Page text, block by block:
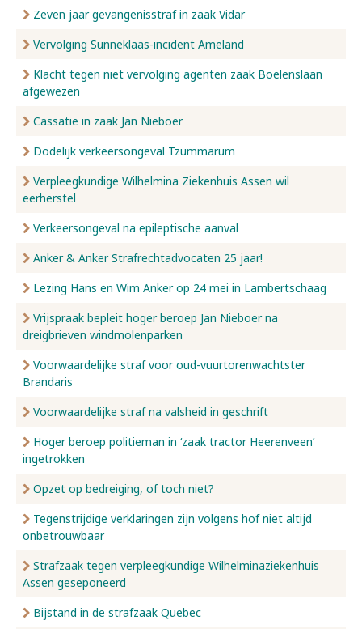
Zeven jaar gevangenisstraf in zaak Vidar
Vervolging Sunneklaas-incident Ameland
Klacht tegen niet vervolging agenten zaak Boelenslaan
afgewezen
Cassatie in zaak Jan Nieboer
Dodelijk verkeersongeval Tzummarum
Verpleegkundige Wilhelmina Ziekenhuis Assen wil
eerherstel
Verkeersongeval na epileptische aanval
Anker & Anker Strafrechtadvocaten 25 jaar!
Lezing Hans en Wim Anker op 24 mei in Lambertschaag
Vrijspraak bepleit hoger beroep Jan Nieboer na
dreigbrieven windmolenparken
Voorwaardelijke straf voor oud-vuurtorenwachtster
Brandaris
Voorwaardelijke straf na valsheid in geschrift
Hoger beroep politieman in ‘zaak tractor Heerenveen’
ingetrokken
Opzet op bedreiging, of toch niet?
Tegenstrijdige verklaringen zijn volgens hof niet altijd
onbetrouwbaar
Strafzaak tegen verpleegkundige Wilhelminaziekenhuis
Assen geseponeerd
Bijstand in de strafzaak Quebec